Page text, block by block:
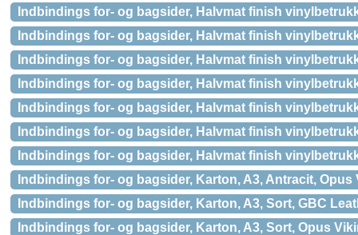
Indbindings for- og bagsider, Halvmat finish
Indbindings for- og bagsider, Halvmat finish
Indbindings for- og bagsider, Halvmat finish
Indbindings for- og bagsider, Halvmat finish
Indbindings for- og bagsider, Halvmat finish
Indbindings for- og bagsider, Halvmat finish
Indbindings for- og bagsider, Halvmat finish
Indbindings for- og bagsider, Karton, A3, Antracit, Opus
Indbindings for- og bagsider, Karton, A3, Sort, GBC
Indbindings for- og bagsider, Karton, A3, Sort, Opus